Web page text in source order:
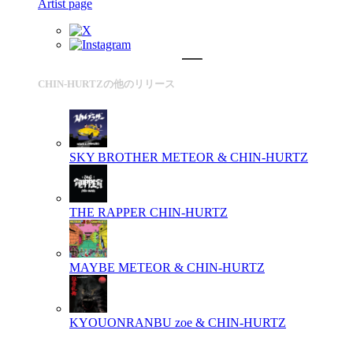
Artist page
CHIN-HURTZの他のリリース
SKY BROTHER METEOR & CHIN-HURTZ
THE RAPPER CHIN-HURTZ
MAYBE METEOR & CHIN-HURTZ
KYOUONRANBU zoe & CHIN-HURTZ